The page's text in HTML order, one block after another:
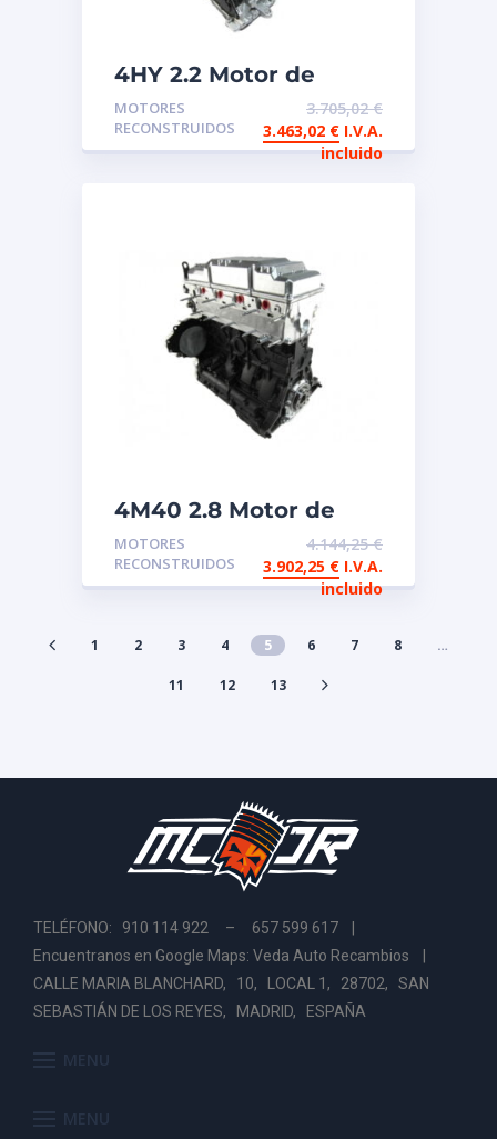
4HY 2.2 Motor de
intercambio
reconstruido Peugeot
/ Citroen
MOTORES
RECONSTRUIDOS
3.705,02€
3.463,02 € I.V.A.
incluido
4M40 2.8 Motor de
intercambio
reconstruido
Mitsubishi
MOTORES
RECONSTRUIDOS
4.144,25€
3.902,25 € I.V.A.
incluido
1 2 3 4 5 6 7 8 …
11 12 13
TELÉFONO: 910 114 922 – 657 599 617 |
Encuentranos en Google Maps: Veda Auto Recambios
CALLE MARIA BLANCHARD, 10, LOCAL 1, 28702, SAN
SEBASTIÁN DE LOS REYES, MADRID, ESPAÑA
MENU
MENU